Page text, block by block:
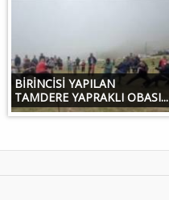
BİRİNCİSİ YAPILAN
TAMDERE YAPRAKLI OBASI...